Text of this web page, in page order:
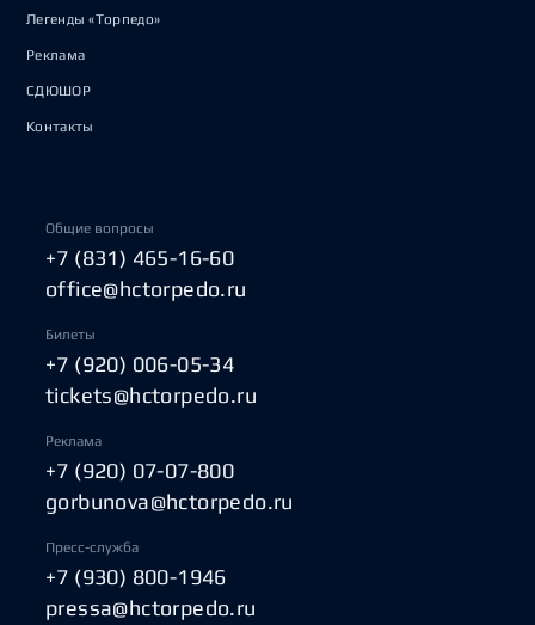
Легенды «Торпедо»
Реклама
СДЮШОР
Контакты
Общие вопросы
+7 (831) 465-16-60
office@hctorpedo.ru
Билеты
+7 (920) 006-05-34
tickets@hctorpedo.ru
Реклама
+7 (920) 07-07-800
gorbunova@hctorpedo.ru
Пресс-служба
+7 (930) 800-1946
pressa@hctorpedo.ru